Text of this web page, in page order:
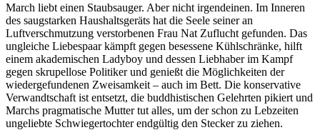
March liebt einen Staubsauger. Aber nicht irgendeinen. Im Inneren
des saugstarken Haushaltsgeräts hat die Seele seiner an
Luftverschmutzung verstorbenen Frau Nat Zuflucht gefunden. Das
ungleiche Liebespaar kämpft gegen besessene Kühlschränke, hilft
einem akademischen Ladyboy und dessen Liebhaber im Kampf
gegen skrupellose Politiker und genießt die Möglichkeiten der
wiedergefundenen Zweisamkeit – auch im Bett. Die konservative
Verwandtschaft ist entsetzt, die buddhistischen Gelehrten pikiert und
Marchs pragmatische Mutter tut alles, um der schon zu Lebzeiten
ungeliebte Schwiegertochter endgültig den Stecker zu ziehen.